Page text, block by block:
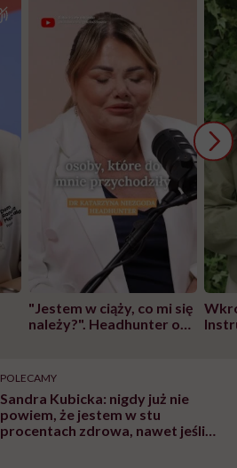
"Jestem w ciąży, co mi się
należy?". Headhunter o
pracy
POLECAMY
Sandra Kubicka: nigdy już nie
powiem, że jestem w stu
procentach zdrowa, nawet jeśli